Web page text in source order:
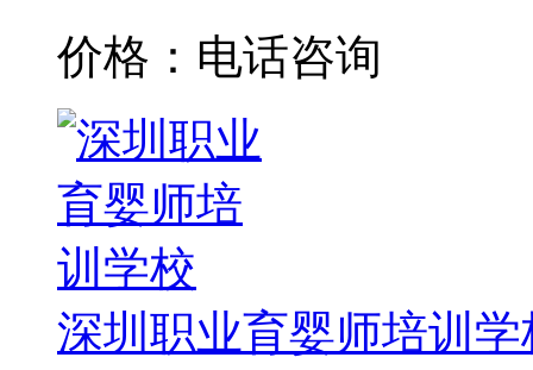
价格：电话咨询
深圳职业育婴师培训学